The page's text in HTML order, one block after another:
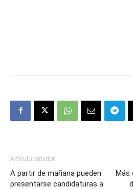
Artículo anterior
A partir de mañana pueden
presentarse candidaturas a
Más